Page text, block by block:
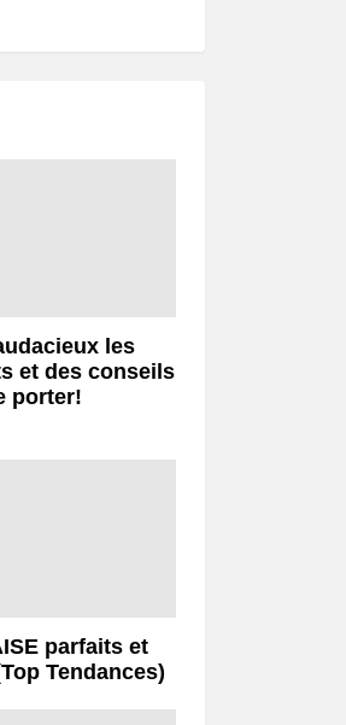
les
et des conseils
porter!
parfaits et
Tendances)